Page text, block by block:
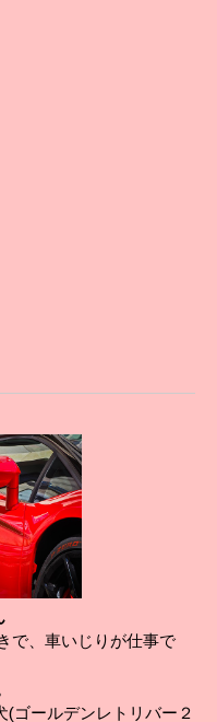
で、車いじりが仕事で
ゴールデンレトリバー２